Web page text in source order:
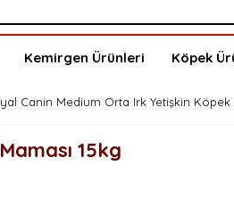
Kemirgen Ürünleri Köpek
Canin Medium Orta Irk Yetişkin Köpek
15kg